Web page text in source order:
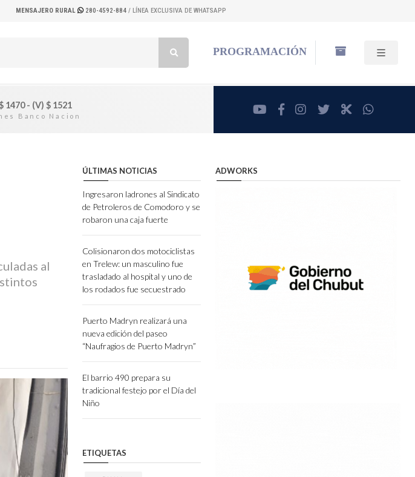
MENSAJERO RURAL 280-4592-884 / LÍNEA EXCLUSIVA DE WHATSAPP
PROGRAMACIÓN
1470 - (V) $1521 youtubefacebookinstagram
twitterRadioCut
al
ÚLTIMAS NOTICIAS
Ingresaron ladrones al Sindicato
de Petroleros de Comodoro y se
robaron una caja fuerte
Colisionaron dos motociclistas
en Trelew: un masculino fue
trasladado al hospital y uno de
los rodados fue secuestrado
Puerto Madryn realizará una
nueva edición del paseo
“Naufragios de Puerto Madryn”
El barrio 490 prepara su
tradicional festejo por el Día del
Niño
ETIQUETAS
ADWORKS